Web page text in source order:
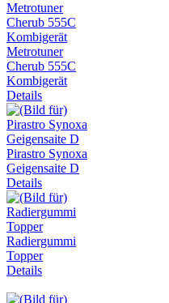
Metrotuner
Cherub 555C
Kombigerät
Details
Pirastro Synoxa
Geigensaite D
Details
Radiergummi
Topper
Details